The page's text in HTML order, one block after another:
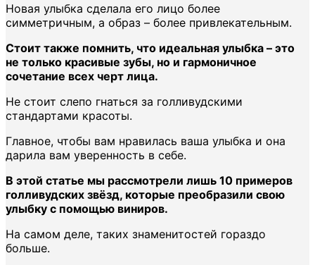
Новая улыбка сделала его лицо более
симметричным, а образ – более привлекательным.
Стоит также помнить, что идеальная улыбка – это
не только красивые зубы, но и гармоничное
сочетание всех черт лица.
Не стоит слепо гнаться за голливудскими
стандартами красоты.
Главное, чтобы вам нравилась ваша улыбка и она
дарила вам уверенность в себе.
В этой статье мы рассмотрели лишь 10 примеров
голливудских звёзд, которые преобразили свою
улыбку с помощью виниров.
На самом деле, таких знаменитостей гораздо
больше.